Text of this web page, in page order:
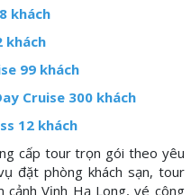
khách
khách
99 khách
Cruise 300 khách
12 khách
cấp tour trọn gói theo yêu
đặt phòng khách sạn, tour
Vịnh Hạ Long, vé công